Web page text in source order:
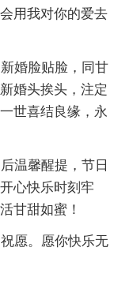
用我对你的爱去
婚脸贴脸，同甘
婚头挨头，注定
世喜结良缘，永
温馨醒提，节日
心快乐时刻牢
甘甜如蜜！
愿。愿你快乐无